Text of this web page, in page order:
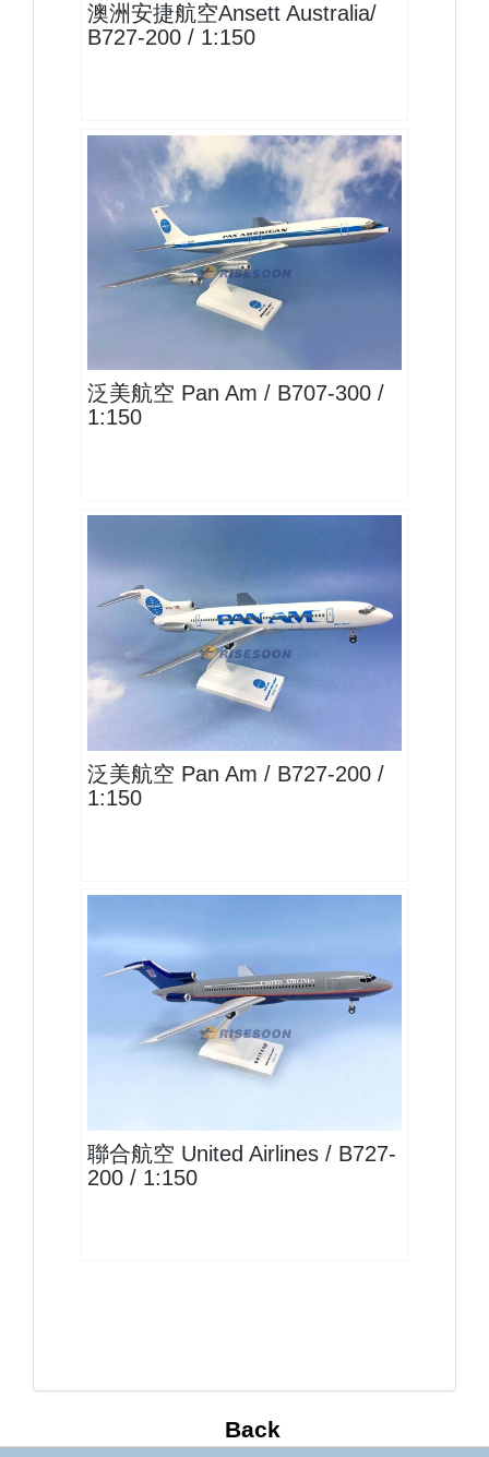
澳洲安捷航空Ansett Australia/
B727-200 / 1:150
PAA15B707P01
泛美航空 Pan Am / B707-300 /
1:150
PAA15B727P01
泛美航空 Pan Am / B727-200 /
1:150
UAL15B722P02
聯合航空 United Airlines / B727-
200 / 1:150